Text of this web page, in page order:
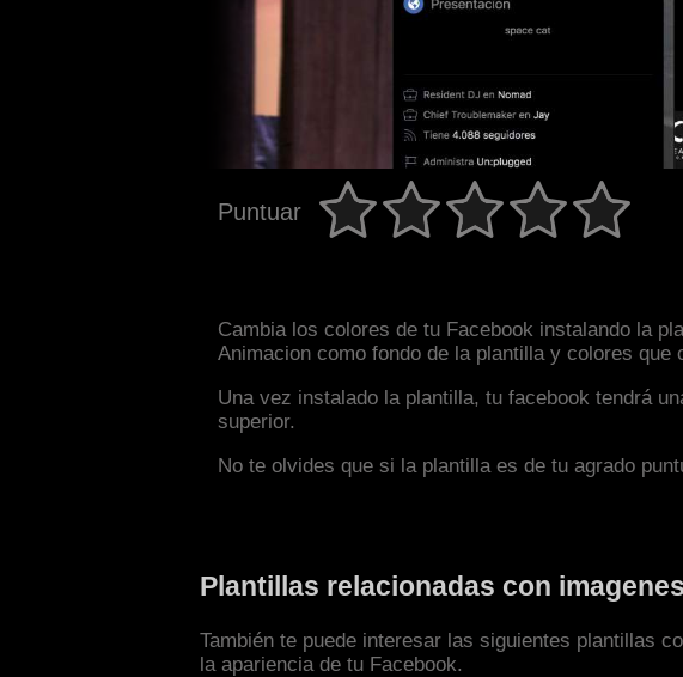
Puntuar
Cambia los colores de tu Facebook instalando la
Animacion como fondo de la plantilla y colores que
Una vez instalado la plantilla, tu facebook tendrá
superior.
No te olvides que si la plantilla es de tu agrado
Plantillas relacionadas con
También te puede interesar las siguientes plantillas
la apariencia de tu Facebook.